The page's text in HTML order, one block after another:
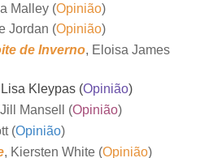
Malley (Opinião)
Jordan (Opinião)
de Inverno, Eloisa James
Kleypas (Opinião)
Mansell (Opinião)
(Opinião)
, Kiersten White (Opinião)